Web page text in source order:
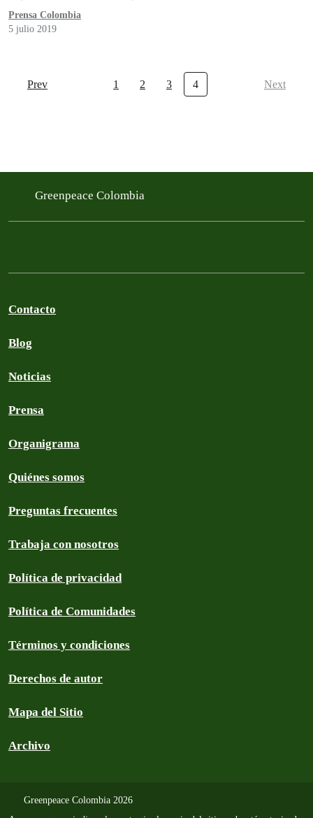
Prensa Colombia
5 julio 2019
Prev 1 2 3 4 Next
Greenpeace Colombia
Contacto
Blog
Noticias
Prensa
Organigrama
Quiénes somos
Preguntas frecuentes
Trabaja con nosotros
Política de privacidad
Política de Comunidades
Términos y condiciones
Derechos de autor
Mapa del Sitio
Archivo
Greenpeace Colombia 2026